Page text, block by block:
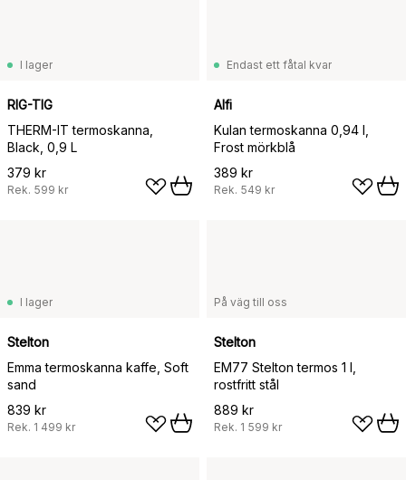
I lager
RIG-TIG
THERM-IT termoskanna,
Black, 0,9 L
379 kr
Rek. 599 kr
Endast ett fåtal kvar
Alfi
Kulan termoskanna 0,94 l,
Frost mörkblå
389 kr
Rek. 549 kr
I lager
Stelton
Emma termoskanna kaffe, Soft
sand
839 kr
Rek. 1 499 kr
På väg till oss
Stelton
EM77 Stelton termos 1 l,
rostfritt stål
889 kr
Rek. 1 599 kr